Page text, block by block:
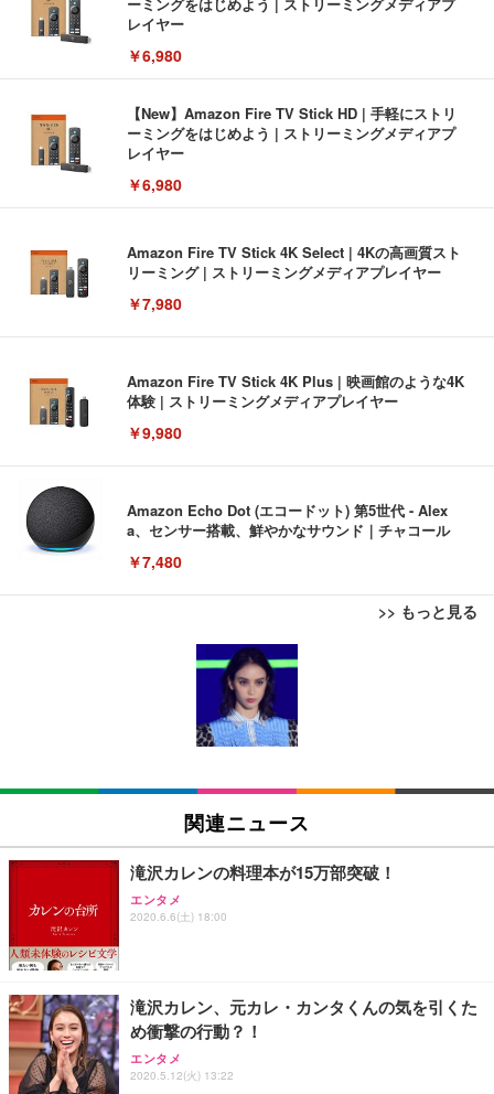
レイヤー
￥6,980
【New】Amazon Fire TV Stick HD | 手軽にストリ
ーミングをはじめよう | ストリーミングメディアプ
レイヤー
￥6,980
Amazon Fire TV Stick 4K Select | 4Kの高画質スト
リーミング | ストリーミングメディアプレイヤー
￥7,980
Amazon Fire TV Stick 4K Plus | 映画館のような4K
体験 | ストリーミングメディアプレイヤー
￥9,980
Amazon Echo Dot (エコードット) 第5世代 - Alex
a、センサー搭載、鮮やかなサウンド｜チャコール
￥7,480
>> もっと見る
[EdoErgo] オフィスチェア 椅子 テレワーク 疲れな
い 跳ね上げ式アームレスト コンパクト 約105度ロッ
キング pc 事務椅子 360度回転 座面昇降 強化ナイロ
ン樹脂ベース 通気性メッシュ 在宅ワーク H-WY01
(黒網+黒枠+黒足)
SIHOO B100 オフィスチェア／デスクチェア メッシ
ュチェア 人間工学 疲れない ブラック
￥27,999
Sezlife オフィスチェア デスクチェア 疲れない テレ
ョン PCチェア 通気性メッシュ ゲーミング/勉強/事
務用 おしゃれ パソコンチェア (ブラック)
Sezlife オフィスチェア デスクチェア 疲れない テレ
ワーク チェア 強化バックレスト 30度ロッキング機
能 人間工学 椅子 腰サポート 90度跳ね上げ式アーム
EIZO ビジネス向けプレミアムモニター | FlexScan
EV3240X-WT | 31.5型4K UHD・USB Type-C・ホワ
￥105,595
EIZO ビジネス向けプレミアムモニター | FlexScan
￥109,572
【純正品】27"ゲーミングモニター DualSense 充電
【整備済み品】Dell E2724HS 27インチ 液晶モニタ
ー フルHD（1920×1080）VA 非光沢 HDMI/DisplayP
ort/VGA スピーカー内蔵 高さ調整 スイベル VESA対
Amazonベーシック ペットシーツ 薄型 レギュラー 1
回使い捨て 無香料 ホワイト 300枚
Amazonベーシック ペットシーツ 厚型 ワイド 42枚
x2袋(84枚) ホワイト(吸収面:ライトブルー)
￥3,234
ネオ・ルーライフ ネオ・オムツ L 中型犬用 26枚入
Smart Basic(スマートベーシック) 【Amazon.co.jp
限定】 Smart Basic アイリスオーヤマ ペットシーツ
超厚型 お徳用 ワイド 100枚入 (x 1) (ケース販売)
関連ニュース
滝沢カレンの料理本が15万部突破！
エンタメ
2020.6.6(土) 18:00
滝沢カレン、元カレ・カンタくんの気を引くた
め衝撃の行動？！
エンタメ
2020.5.12(火) 13:22